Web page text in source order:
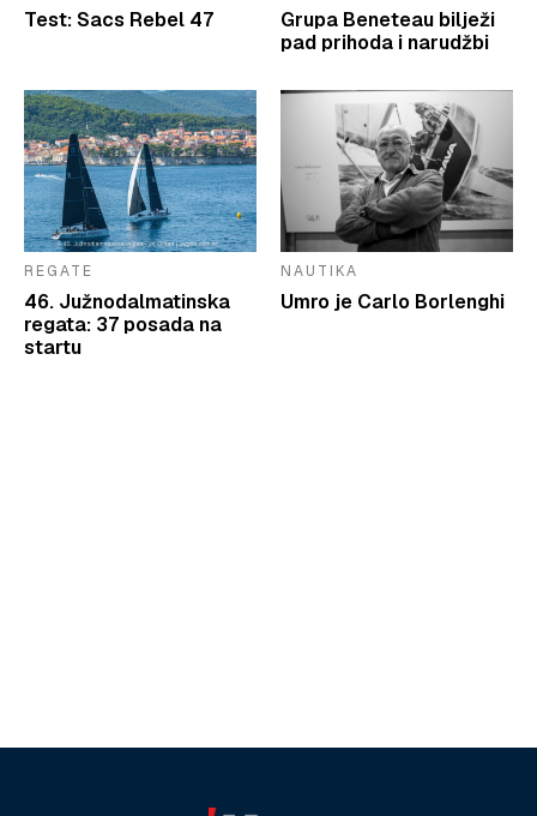
Test: Sacs Rebel 47
Grupa Beneteau bilježi
pad prihoda i narudžbi
REGATE
46. Južnodalmatinska
regata: 37 posada na
startu
NAUTIKA
Umro je Carlo Borlenghi